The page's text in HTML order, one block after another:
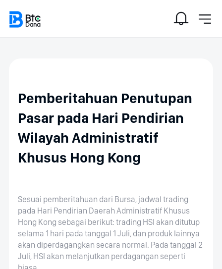
Pemberitahuan Penutupan
Pasar pada Hari Pendirian
Wilayah Administratif
Khusus Hong Kong
Sesuai pemberitahuan dari Bursa, jadwal trading
pada Hari Pendirian Daerah Administratif Khusus
Hong Kong sebagai berikut: trading HSI akan ditutup
selama 1 hari pada tanggal 1 Juli, dan produk lainnya
akan diperdagangkan secara normal. Pada tanggal 2
Juli, HSI akan melanjutkan perdagangan seperti